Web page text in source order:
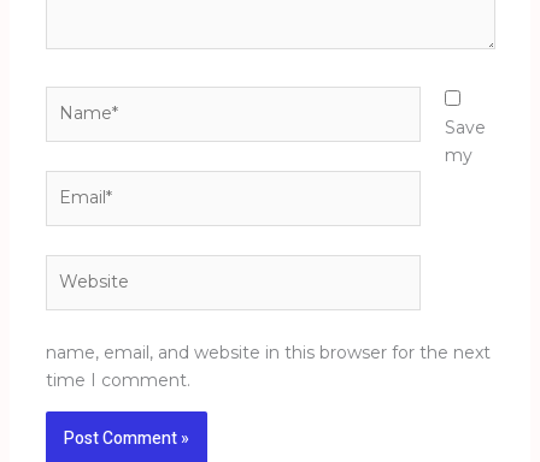
Save
my
name, email, and website in this browser for the next
time I comment.